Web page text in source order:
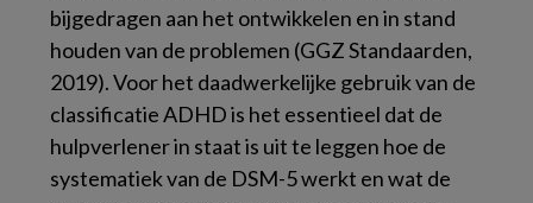
bijgedragen aan het ontwikkelen en in stand
houden van de problemen (GGZ Standaarden,
2019). Voor het daadwerkelijke gebruik van de
classificatie ADHD is het essentieel dat de
hulpverlener in staat is uit te leggen hoe de
systematiek van de DSM-5 werkt en wat de